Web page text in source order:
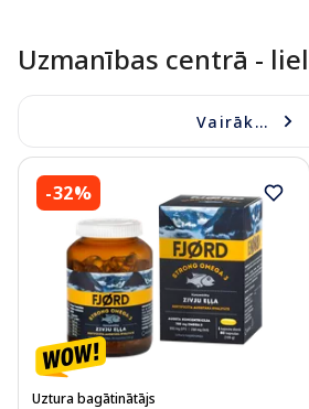
Uzmanības centrā -
Vairāk...
-32%
Uztura bagātinātājs